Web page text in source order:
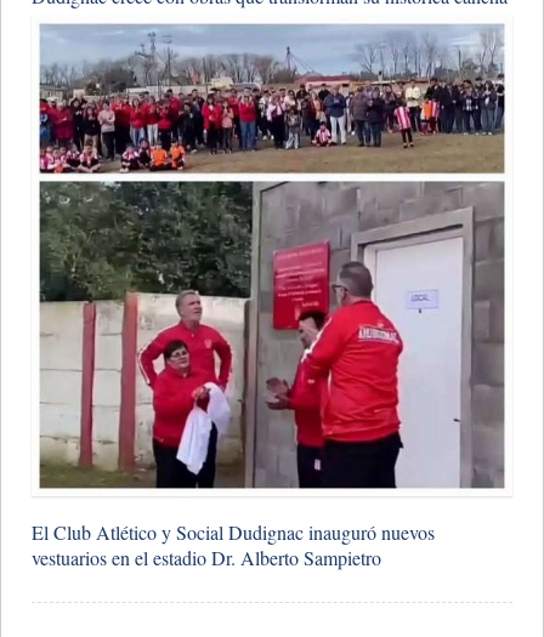
El Club Atlético y Social Dudignac inauguró nuevos
vestuarios en el estadio Dr. Alberto Sampietro